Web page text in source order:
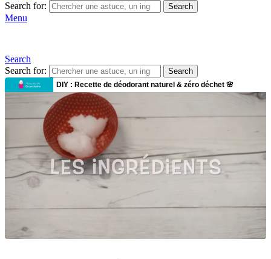
Search for:
Search
Menu
Search
Search for:
Search